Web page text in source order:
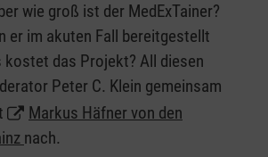
wie groß ist der MedExTainer?
er im akuten Fall bereitgestellt
kostet das Projekt? All diesen
Peter C. Klein gemeinsam
Markus Häfner von den
nach.